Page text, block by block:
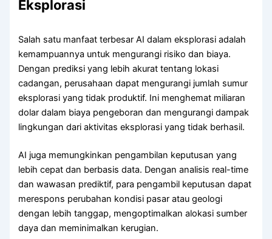
Eksplorasi
Salah satu manfaat terbesar AI dalam eksplorasi adalah
kemampuannya untuk mengurangi risiko dan biaya.
Dengan prediksi yang lebih akurat tentang lokasi
cadangan, perusahaan dapat mengurangi jumlah sumur
eksplorasi yang tidak produktif. Ini menghemat miliaran
dolar dalam biaya pengeboran dan mengurangi dampak
lingkungan dari aktivitas eksplorasi yang tidak berhasil.
AI juga memungkinkan pengambilan keputusan yang
lebih cepat dan berbasis data. Dengan analisis real-time
dan wawasan prediktif, para pengambil keputusan dapat
merespons perubahan kondisi pasar atau geologi
dengan lebih tanggap, mengoptimalkan alokasi sumber
daya dan meminimalkan kerugian.